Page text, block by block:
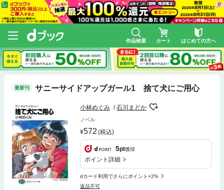
作品検索 カート はじめての方へ
最新刊 サニーサイドアップガール1 捨て犬にご用心
小林めぐみ 石川まどか
ノベル
572 (税込)
5pt獲得
ポイント詳細
dカード利用でさらにポイント+2%
返品不可